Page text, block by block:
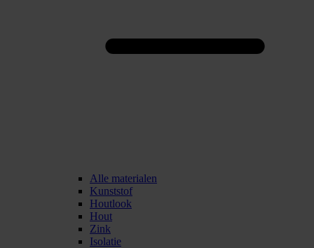
Alle materialen
Kunststof
Houtlook
Hout
Zink
Isolatie